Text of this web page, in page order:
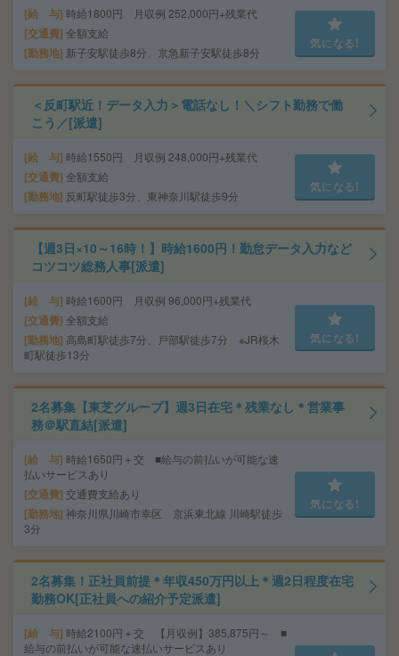
給 与 時給1800円 月収例 252,000円+残業代
交通費 全額支給
勤務地 新子安駅徒歩8分、京急新子安駅徒歩8分
気になる!
＜反町駅近！データ入力＞電話なし！＼シフト勤務で働
こう／[派遣]
給 与 時給1550円 月収例 248,000円+残業代
交通費 全額支給
勤務地 反町駅徒歩3分、東神奈川駅徒歩9分
気になる!
【週3日×10～16時！】時給1600円！勤怠データ入力など
コツコツ総務人事[派遣]
給 与 時給1600円 月収例 96,000円+残業代
交通費 全額支給
勤務地 高島町駅徒歩7分、戸部駅徒歩7分 ※JR桜木
町駅徒歩13分
気になる!
2名募集【東芝グループ】週3日在宅＊残業なし＊営業事
務＠駅直結[派遣]
給 与 時給1650円＋交 ■給与の前払いが可能な速
払いサービスあり
交通費 交通費支給あり
勤務地 神奈川県川崎市幸区 京浜東北線 川崎駅徒歩
3分
気になる!
2名募集！正社員前提＊年収450万円以上＊週2日程度在宅
勤務OK[正社員への紹介予定派遣]
給 与 時給2100円＋交 【月収例】385,875円～ ■
給与の前払いが可能な速払いサービスあり